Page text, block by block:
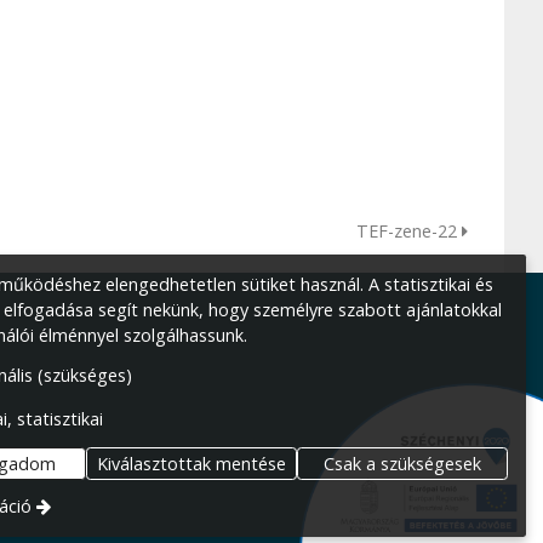
TEF-zene-22
elengedhetetlen sütiket használ. A statisztikai és
segít nekünk, hogy személyre szabott ajánlatokkal
élménnyel szolgálhassunk.
(szükséges)
statisztikai
Kiválasztottak mentése
Csak a szükségesek